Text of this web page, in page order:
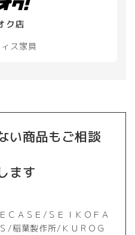
ク店
ス家具
い商品もご相談
ます
ＣＡＳＥ/ＳＥＩＫＯＦＡ
/稲葉製作所/ＫＵＲＯＧ